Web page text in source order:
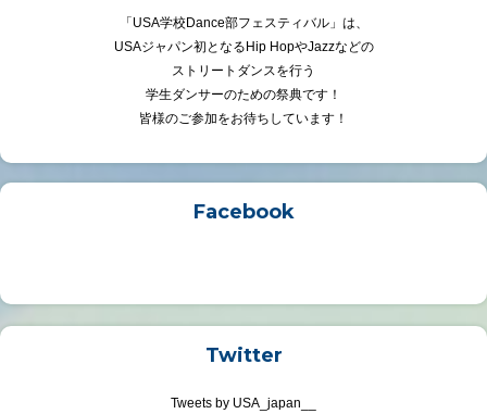
「USA学校Dance部フェスティバル」は、
USAジャパン初となるHip HopやJazzなどの
ストリートダンスを行う
学生ダンサーのための祭典です！
皆様のご参加をお待ちしています！
Facebook
Twitter
Tweets by USA_japan__